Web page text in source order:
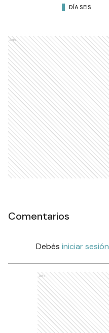
DÍA SEIS
Ads
Comentarios
Debés iniciar sesión
Ads